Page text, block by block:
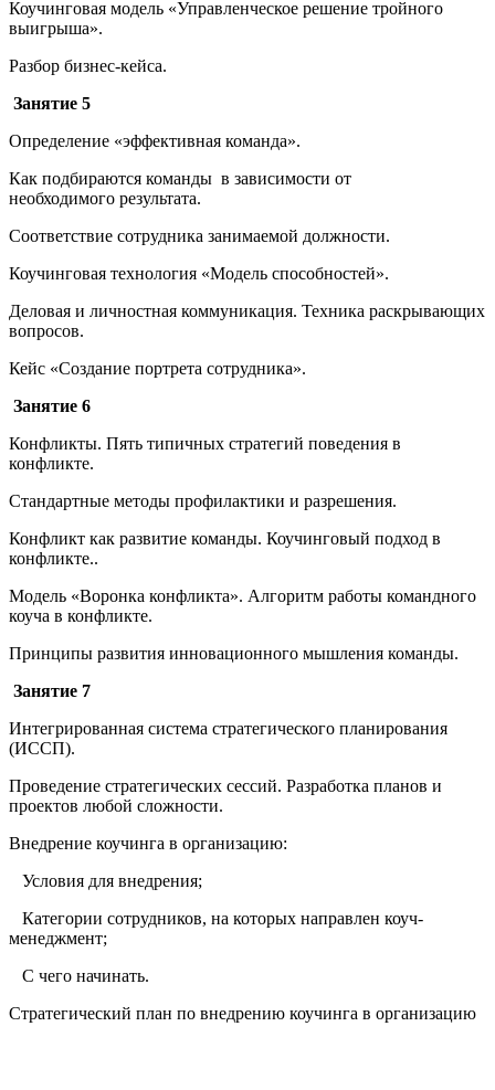
Коучинговая модель «Управленческое решение тройного
выигрыша».
Разбор бизнес-кейса.
Занятие 5
Определение «эффективная команда».
Как подбираются команды в зависимости от
необходимого результата.
Соответствие сотрудника занимаемой должности.
Коучинговая технология «Модель способностей».
Деловая и личностная коммуникация. Техника раскрывающих
вопросов.
Кейс «Создание портрета сотрудника».
Занятие 6
Конфликты. Пять типичных стратегий поведения в
конфликте.
Стандартные методы профилактики и разрешения.
Конфликт как развитие команды. Коучинговый подход в
конфликте..
Модель «Воронка конфликта». Алгоритм работы командного
коуча в конфликте.
Принципы развития инновационного мышления команды.
Занятие 7
Интегрированная система стратегического планирования
(ИССП).
Проведение стратегических сессий. Разработка планов и
проектов любой сложности.
Внедрение коучинга в организацию:
Условия для внедрения;
Категории сотрудников, на которых направлен коуч-
менеджмент;
С чего начинать.
Стратегический план по внедрению коучинга в организацию